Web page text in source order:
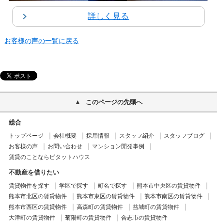
詳しく見る
お客様の声の一覧に戻る
このページの先頭へ
総合
トップページ 会社概要 採用情報 スタッフ紹介
スタッフブログ
お客様の声
お問い合わせ
マンション開発事例
賃貸のことならピタットハウス
不動産を借りたい
賃貸物件を探す 学区で探す 町名で探す
熊本市中央区の賃貸物件
熊本市北区の賃貸物件
熊本市東区の賃貸物件
熊本市南区の賃貸物件
熊本市西区の賃貸物件
高森町の賃貸物件
益城町の賃貸物件
大津町の賃貸物件
菊陽町の賃貸物件 合志市の賃貸物件